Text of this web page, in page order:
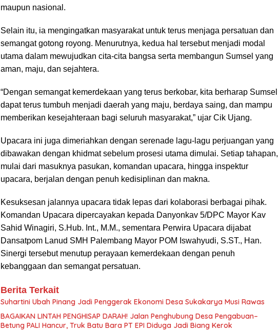
maupun nasional.
Selain itu, ia mengingatkan masyarakat untuk terus menjaga persatuan dan
semangat gotong royong. Menurutnya, kedua hal tersebut menjadi modal
utama dalam mewujudkan cita-cita bangsa serta membangun Sumsel yang
aman, maju, dan sejahtera.
“Dengan semangat kemerdekaan yang terus berkobar, kita berharap Sumsel
dapat terus tumbuh menjadi daerah yang maju, berdaya saing, dan mampu
memberikan kesejahteraan bagi seluruh masyarakat,” ujar Cik Ujang.
Upacara ini juga dimeriahkan dengan serenade lagu-lagu perjuangan yang
dibawakan dengan khidmat sebelum prosesi utama dimulai. Setiap tahapan,
mulai dari masuknya pasukan, komandan upacara, hingga inspektur
upacara, berjalan dengan penuh kedisiplinan dan makna.
Kesuksesan jalannya upacara tidak lepas dari kolaborasi berbagai pihak.
Komandan Upacara dipercayakan kepada Danyonkav 5/DPC Mayor Kav
Sahid Winagiri, S.Hub. Int., M.M., sementara Perwira Upacara dijabat
Dansatpom Lanud SMH Palembang Mayor POM Iswahyudi, S.ST., Han.
Sinergi tersebut menutup perayaan kemerdekaan dengan penuh
kebanggaan dan semangat persatuan.
Berita Terkait
Suhartini Ubah Pinang Jadi Penggerak Ekonomi Desa Sukakarya Musi Rawas
BAGAIKAN LINTAH PENGHISAP DARAH! Jalan Penghubung Desa Pengabuan–
Betung PALI Hancur, Truk Batu Bara PT EPI Diduga Jadi Biang Kerok